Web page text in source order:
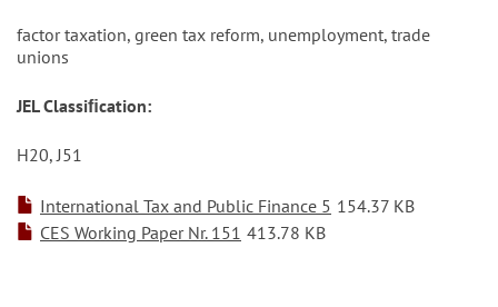
factor taxation, green tax reform, unemployment, trade
unions
JEL Classiﬁcation:
H20, J51
International Tax and Public Finance 5 154.37 KB
CES Working Paper Nr. 151 413.78 KB